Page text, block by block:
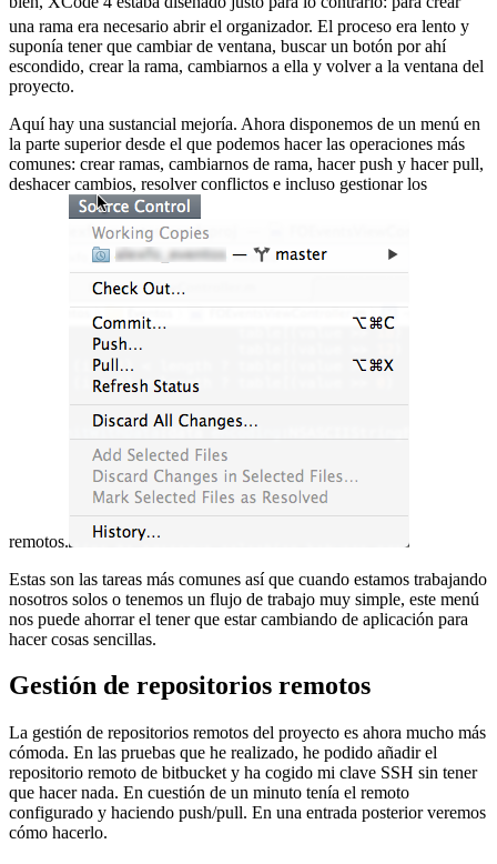
una rama era necesario abrir el organizador. El proceso era lento y
suponía tener que cambiar de ventana, buscar un botón por ahí
escondido, crear la rama, cambiarnos a ella y volver a la ventana del
proyecto.
Aquí hay una sustancial mejoría. Ahora disponemos de un menú en
la parte superior desde el que podemos hacer las operaciones más
comunes: crear ramas, cambiarnos de rama, hacer push y hacer pull,
deshacer cambios, resolver conflictos e incluso gestionar los
remotos.
Estas son las tareas más comunes así que cuando estamos trabajando
nosotros solos o tenemos un flujo de trabajo muy simple, este menú
nos puede ahorrar el tener que estar cambiando de aplicación para
hacer cosas sencillas.
Gestión de repositorios remotos
La gestión de repositorios remotos del proyecto es ahora mucho más
cómoda. En las pruebas que he realizado, he podido añadir el
repositorio remoto de bitbucket y ha cogido mi clave SSH sin tener
que hacer nada. En cuestión de un minuto tenía el remoto
configurado y haciendo push/pull. En una entrada posterior veremos
cómo hacerlo.